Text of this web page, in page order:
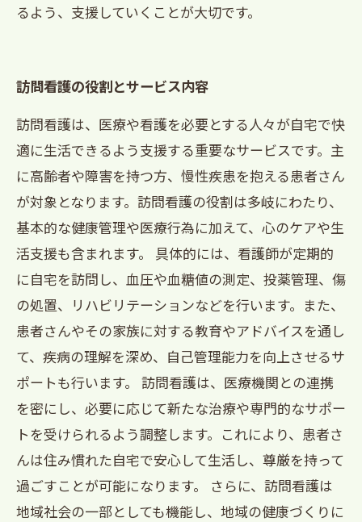
るよう、支援していくことが大切です。
訪問看護の役割とサービス内容
訪問看護は、医療や看護を必要とする人々が自宅で快
適に生活できるよう支援する重要なサービスです。主
に高齢者や障害を持つ方、慢性疾患を抱える患者さん
が対象となります。訪問看護の役割は多岐にわたり、
基本的な健康管理や医療行為に加えて、心のケアや生
活支援も含まれます。 具体的には、看護師が定期的
に自宅を訪問し、血圧や血糖値の測定、投薬管理、傷
の処置、リハビリテーションなどを行います。また、
患者さんやその家族に対する教育やアドバイスを通し
て、疾病の理解を深め、自己管理能力を向上させるサ
ポートも行います。 訪問看護は、医療機関との連携
を密にし、必要に応じて新たな治療や専門的なサポー
トを受けられるよう調整します。これにより、患者さ
んは住み慣れた自宅で安心して生活し、尊厳を持って
過ごすことが可能になります。 さらに、訪問看護は
地域社会の一部としても機能し、地域の健康づくりに